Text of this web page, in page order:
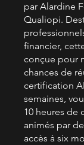
par Alardine
Qualiopi.
financier,
conçue pour
chances de
certification
semaines,
10 heures de
animés par
accès à six